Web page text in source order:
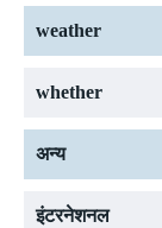
weather
whether
अन्य
इंटरनेशनल